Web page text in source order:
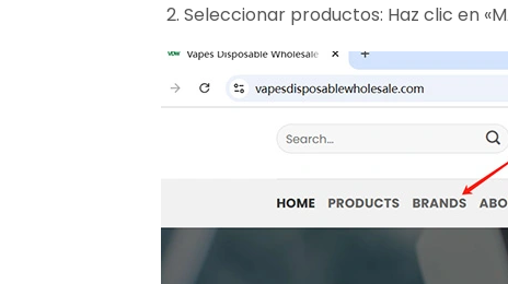
Seleccionar productos: Haz clic en